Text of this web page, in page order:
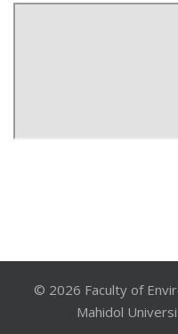
© 2026 Faculty of
Mahidol